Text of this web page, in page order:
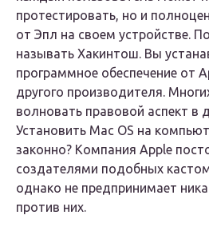
протестировать, но и
от Эпл на своем устройстве.
называть Хакинтош. Вы
программное обеспечение от
другого производителя.
волновать правовой аспект в
Установить Mac OS на
законно? Компания Apple
создателями подобных
однако не предпринимает
против них.